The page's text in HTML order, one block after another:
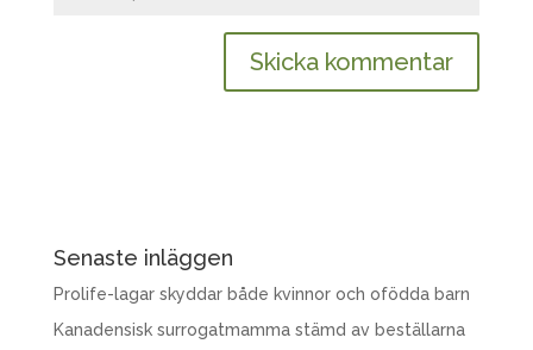
Senaste inläggen
Prolife-lagar skyddar både kvinnor och ofödda barn
Kanadensisk surrogatmamma stämd av beställarna